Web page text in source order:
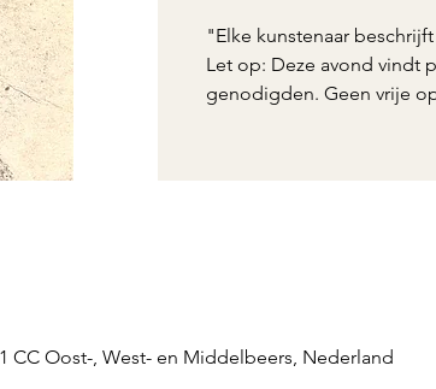
"Elke kunstenaar
Let op: Deze avond vindt
genodigden. Geen vrije
CC Oost-, West- en Middelbeers, Nederland